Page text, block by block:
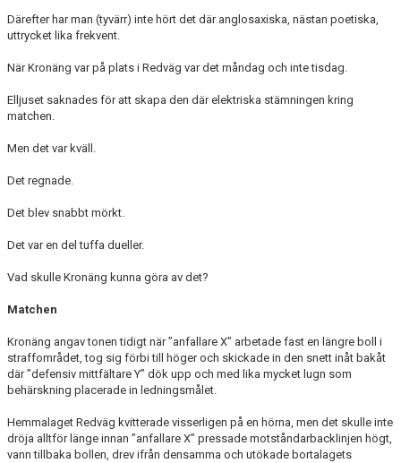
Därefter har man (tyvärr) inte hört det där anglosaxiska, nästan poetiska,
uttrycket lika frekvent.
När Kronäng var på plats i Redväg var det måndag och inte tisdag.
Elljuset saknades för att skapa den där elektriska stämningen kring
matchen.
Men det var kväll.
Det regnade.
Det blev snabbt mörkt.
Det var en del tuffa dueller.
Vad skulle Kronäng kunna göra av det?
Matchen
Kronäng angav tonen tidigt när ”anfallare X” arbetade fast en längre boll i
straffområdet, tog sig förbi till höger och skickade in den snett inåt bakåt
där "defensiv mittfältare Y” dök upp och med lika mycket lugn som
behärskning placerade in ledningsmålet.
Hemmalaget Redväg kvitterade visserligen på en hörna, men det skulle inte
dröja alltför länge innan ”anfallare X” pressade motståndarbacklinjen högt,
vann tillbaka bollen, drev ifrån densamma och utökade bortalagets